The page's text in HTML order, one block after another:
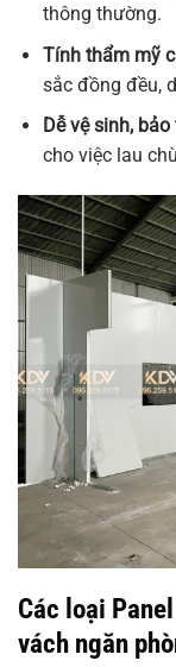
thông thường.
Tính thẩm mỹ
sắc đồng đều,
Dễ vệ sinh, bảo
cho việc lau
Các loại
vách ngăn